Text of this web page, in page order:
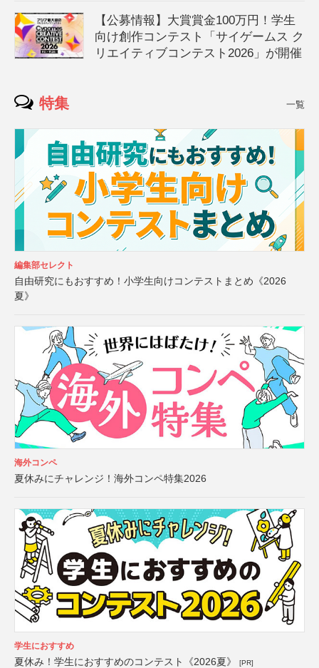
【公募情報】大賞賞金100万円！学生
向け創作コンテスト「サイゲームス ク
リエイティブコンテスト2026」が開催
特集 一覧
編集部セレクト
自由研究にもおすすめ！小学生向けコンテストまとめ《2026
夏》
海外コンペ
夏休みにチャレンジ！海外コンペ特集2026
学生におすすめ
夏休み！学生におすすめのコンテスト《2026夏》 [PR]